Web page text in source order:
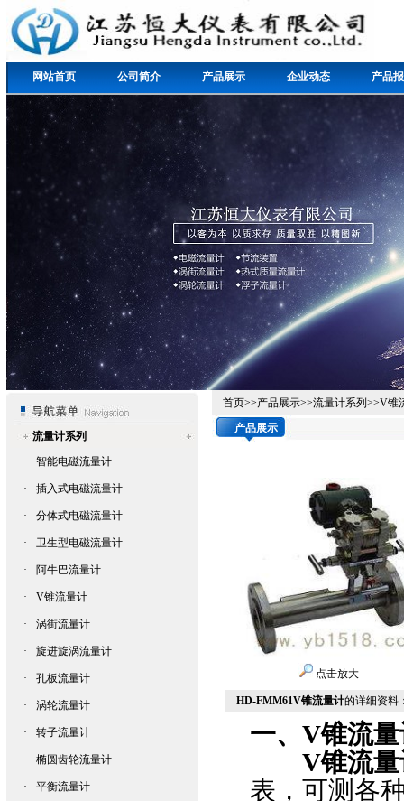
网站首页 公司简介 产品展示 企业动态 产品
流量计系列
·
智能电磁流量计
· 插入式电磁流量计
· 分体式电磁流量计
· 卫生型电磁流量计
· 阿牛巴流量计
· V锥流量计
· 涡街流量计
· 旋进旋涡流量计
· 孔板流量计
· 涡轮流量计
· 转子流量计
· 椭圆齿轮流量计
· 平衡流量计
首页>>产品展示>>流量计系列 >>V锥
产品展示
点击放大
HD-FMM61V锥流量计的详细资料
一、 V锥流
V锥流
表，可测各